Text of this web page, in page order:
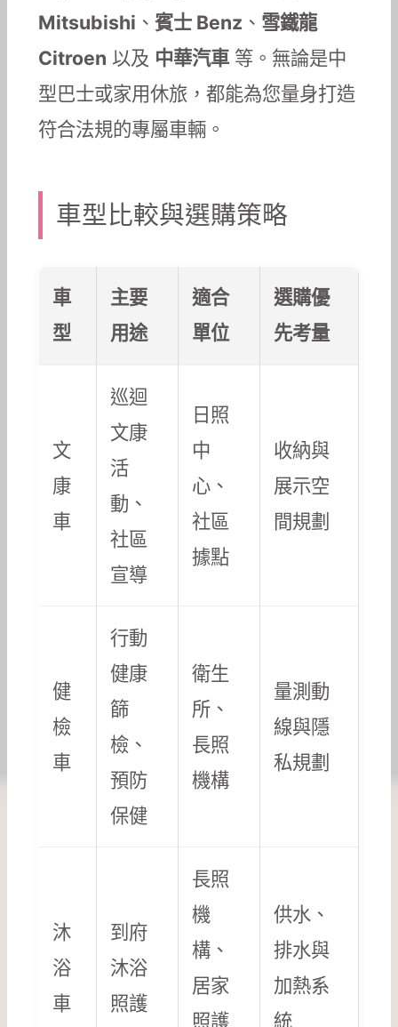
Mitsubishi 、賓士 Benz 、 雪鐵龍
Citroen 以及 中華汽車等。無論是中
型巴士或家用休旅，都能為您量身打造
符合法規的專屬車輛。
車型比較與選購策略
車
型
主要
用途
適合
單位
選購優
先考量
文
康
車
巡迴
文康
活
動、
社區
宣導
日照
中
心、
社區
據點
收納與
展示空
間規劃
健
檢
車
行動
健康
篩
檢、
預防
保健
衛生
所、
長照
機構
量測動
線與隱
私規劃
沐
浴
車
到府
沐浴
照護
長照
機
構、
居家
照護
供水、
排水與
加熱系
統